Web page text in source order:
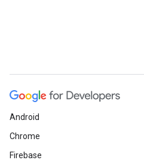
Android
Chrome
Firebase